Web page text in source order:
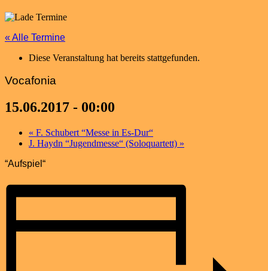
« Alle Termine
Diese Veranstaltung hat bereits stattgefunden.
Vocafonia
15.06.2017 - 00:00
« F. Schubert “Messe in Es-Dur“
J. Haydn “Jugendmesse“ (Soloquartett) »
“Aufspiel“